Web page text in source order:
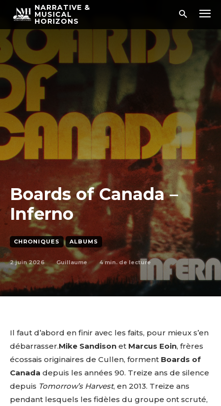
NARRATIVE &
MUSICAL
HORIZONS
Boards of Canada –
Inferno
CHRONIQUES ALBUMS
2 juin 2026 Guillaume 4min. de lecture
Il faut d’abord en finir avec les faits, pour mieux s’en
débarrasser.Mike Sandison et Marcus Eoin, frères
écossais originaires de Cullen, forment Boards of
Canada depuis les années 90. Treize ans de silence
depuis Tomorrow’s Harvest, en 2013. Treize ans
pendant lesquels les fidèles du groupe ont scruté,